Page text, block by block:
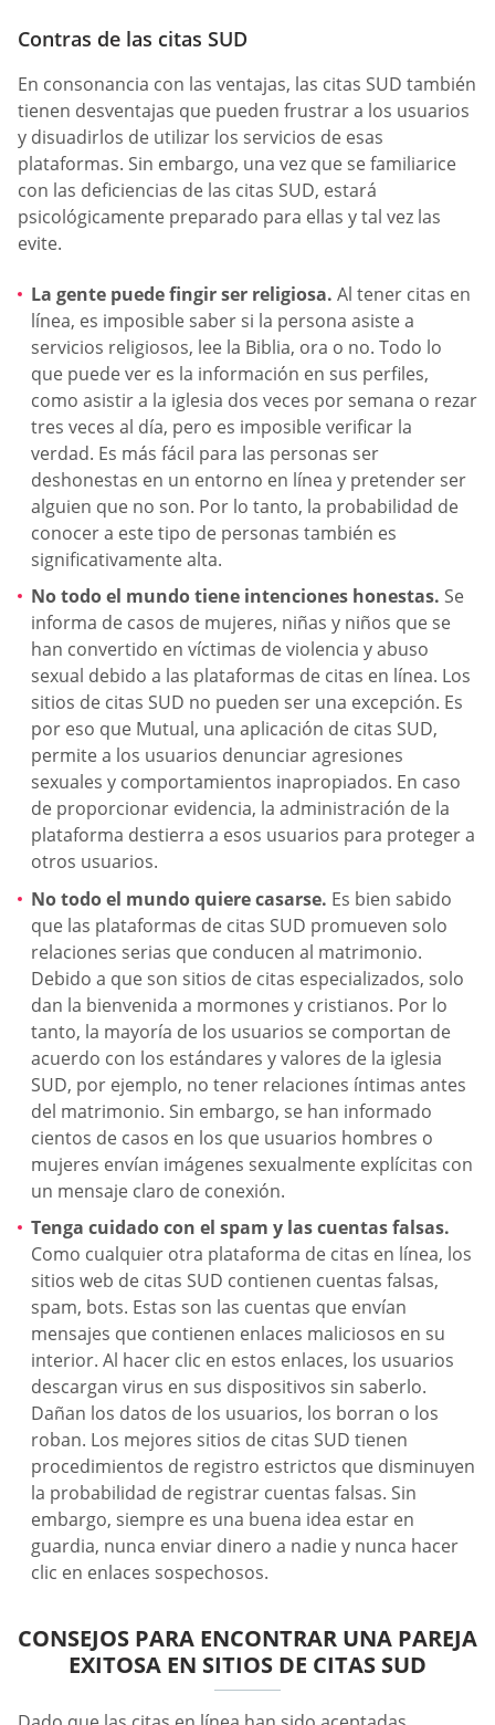
Contras de las citas SUD
En consonancia con las ventajas, las citas SUD también
tienen desventajas que pueden frustrar a los usuarios
y disuadirlos de utilizar los servicios de esas
plataformas. Sin embargo, una vez que se familiarice
con las deficiencias de las citas SUD, estará
psicológicamente preparado para ellas y tal vez las
evite.
La gente puede fingir ser religiosa. Al tener citas en
línea, es imposible saber si la persona asiste a
servicios religiosos, lee la Biblia, ora o no. Todo lo
que puede ver es la información en sus perfiles,
como asistir a la iglesia dos veces por semana o rezar
tres veces al día, pero es imposible verificar la
verdad. Es más fácil para las personas ser
deshonestas en un entorno en línea y pretender ser
alguien que no son. Por lo tanto, la probabilidad de
conocer a este tipo de personas también es
significativamente alta.
No todo el mundo tiene intenciones honestas. Se
informa de casos de mujeres, niñas y niños que se
han convertido en víctimas de violencia y abuso
sexual debido a las plataformas de citas en línea. Los
sitios de citas SUD no pueden ser una excepción. Es
por eso que Mutual, una aplicación de citas SUD,
permite a los usuarios denunciar agresiones
sexuales y comportamientos inapropiados. En caso
de proporcionar evidencia, la administración de la
plataforma destierra a esos usuarios para proteger a
otros usuarios.
No todo el mundo quiere casarse. Es bien sabido
que las plataformas de citas SUD promueven solo
relaciones serias que conducen al matrimonio.
Debido a que son sitios de citas especializados, solo
dan la bienvenida a mormones y cristianos. Por lo
tanto, la mayoría de los usuarios se comportan de
acuerdo con los estándares y valores de la iglesia
SUD, por ejemplo, no tener relaciones íntimas antes
del matrimonio. Sin embargo, se han informado
cientos de casos en los que usuarios hombres o
mujeres envían imágenes sexualmente explícitas con
un mensaje claro de conexión.
Tenga cuidado con el spam y las cuentas falsas.
Como cualquier otra plataforma de citas en línea, los
sitios web de citas SUD contienen cuentas falsas,
spam, bots. Estas son las cuentas que envían
mensajes que contienen enlaces maliciosos en su
interior. Al hacer clic en estos enlaces, los usuarios
descargan virus en sus dispositivos sin saberlo.
Dañan los datos de los usuarios, los borran o los
roban. Los mejores sitios de citas SUD tienen
procedimientos de registro estrictos que disminuyen
la probabilidad de registrar cuentas falsas. Sin
embargo, siempre es una buena idea estar en
guardia, nunca enviar dinero a nadie y nunca hacer
clic en enlaces sospechosos.
CONSEJOS PARA ENCONTRAR UNA PAREJA
EXITOSA EN SITIOS DE CITAS SUD